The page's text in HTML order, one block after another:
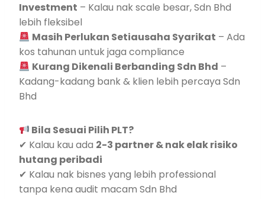
Investment – Kalau nak scale besar, Sdn Bhd
lebih fleksibel
Masih Perlukan Setiausaha Syarikat – Ada
kos tahunan untuk jaga compliance
Kurang Dikenali Berbanding Sdn Bhd –
Kadang-kadang bank & klien lebih percaya Sdn
Bhd
Bila Sesuai Pilih PLT?
✔ Kalau kau ada 2-3 partner & nak elak risiko
hutang peribadi
✔ Kalau nak bisnes yang lebih professional
tanpa kena audit macam Sdn Bhd